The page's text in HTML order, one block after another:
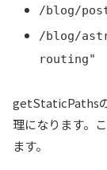
/blog/
/blog/
routing"
getStaticPaths
理になります。
ます。